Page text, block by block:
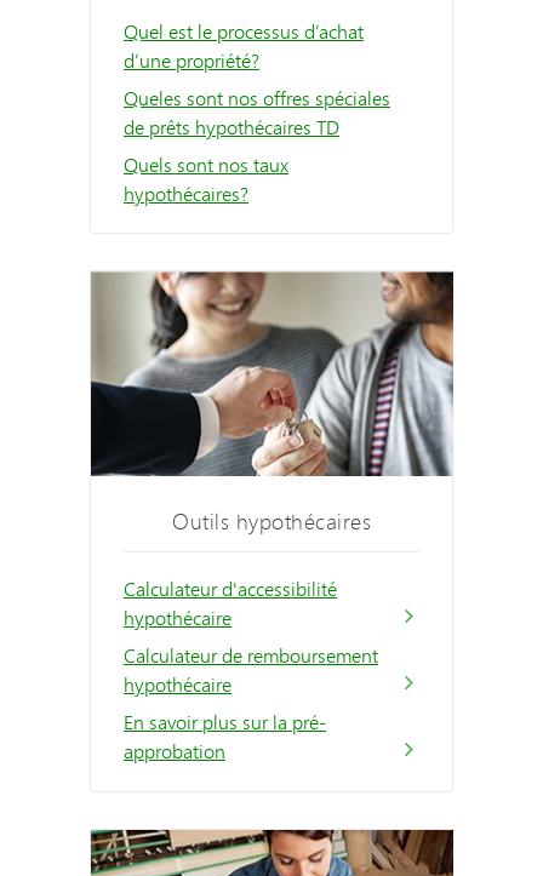
Quel est le processus d’achat
d’une propriété?
Queles sont nos offres spéciales
de prêts hypothécaires TD
Quels sont nos taux
hypothécaires?
Outils hypothécaires
Calculateur d'accessibilité
hypothécaire
Calculateur de remboursement
hypothécaire
En savoir plus sur la pré-
approbation